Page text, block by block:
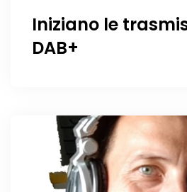
Iniziano le
DAB+